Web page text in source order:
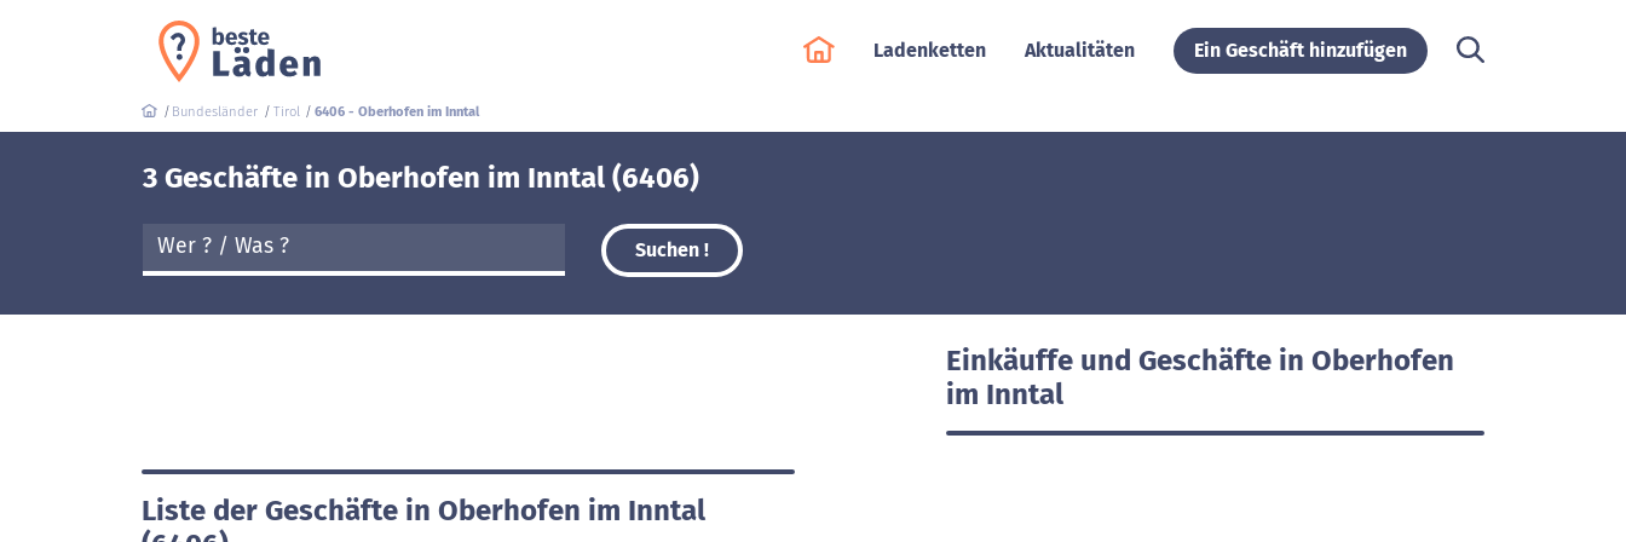
Ladenketten Aktualitäten Ein Geschäft hinzufügen
Bundesländer Tirol 6406 - Oberhofen im Inntal
3 Geschäfte in Oberhofen im Inntal (6406)
Suchen !
Liste der Geschäfte in Oberhofen im Inntal
Einkäuffe und Geschäfte in Oberhofen
im Inntal